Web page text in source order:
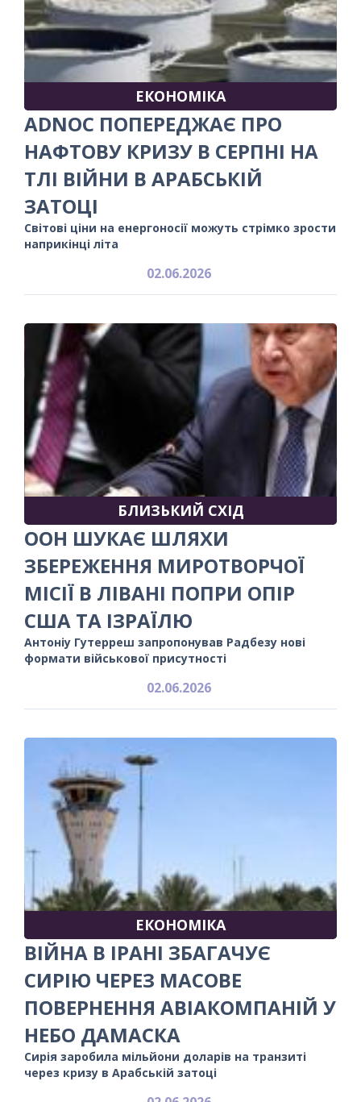
ЕКОНОМІКА
ADNOC ПОПЕРЕДЖАЄ ПРО
НАФТОВУ КРИЗУ В СЕРПНІ НА
ТЛІ ВІЙНИ В АРАБСЬКІЙ
ЗАТОЦІ
Світові ціни на енергоносії можуть стрімко зрости
наприкінці літа
02.06.2026
БЛИЗЬКИЙ СХІД
ООН ШУКАЄ ШЛЯХИ
ЗБЕРЕЖЕННЯ МИРОТВОРЧОЇ
МІСІЇ В ЛІВАНІ ПОПРИ ОПІР
США ТА ІЗРАЇЛЮ
Антоніу Гутерреш запропонував Радбезу нові
формати військової присутності
02.06.2026
ЕКОНОМІКА
ВІЙНА В ІРАНІ ЗБАГАЧУЄ
СИРІЮ ЧЕРЕЗ МАСОВЕ
ПОВЕРНЕННЯ АВІАКОМПАНІЙ У
НЕБО ДАМАСКА
Сирія заробила мільйони доларів на транзиті
через кризу в Арабській затоці